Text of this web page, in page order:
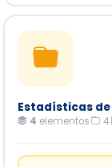
Estadísticas de
4 elementos 4·